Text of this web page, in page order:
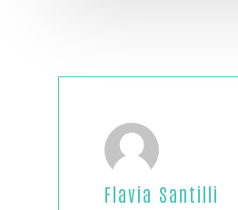
Flavia Santilli